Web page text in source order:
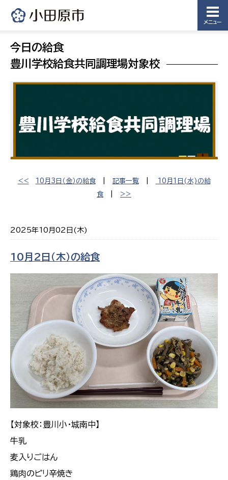
メニュー
今日の給食
豊川学校給食共同調理場対象校
<< 10月3日（金）の給食| 記事一覧|
10月1日(水)の給
食
>>
2025年10月02日(木)
10月2日（木）の給食
【対象校：豊川小・城南中】
牛乳
麦入りごはん
鶏肉のピリ辛焼き